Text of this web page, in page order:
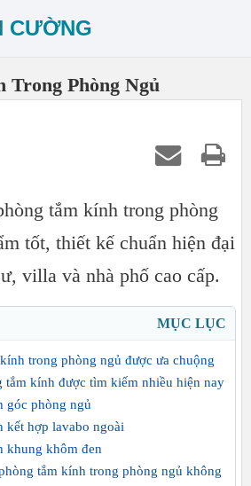
Trong Phòng Ngủ
tắm kính trong phòng
tốt, thiết kế chuẩn hiện đại
villa và nhà phố cao cấp.
MỤC LỤC
trong phòng ngủ được ưa chuộng
tắm kính được tìm kiếm nhiều hiện nay
góc phòng ngủ
kết hợp lavabo ngoài
khung khôm đen
tắm kính trong phòng ngủ không